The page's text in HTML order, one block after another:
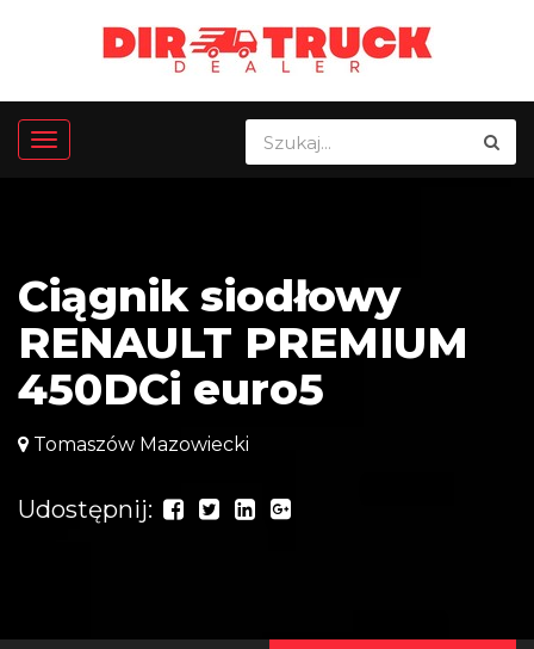
Ciągnik siodłowy
RENAULT PREMIUM
450DCi euro5
Tomaszów Mazowiecki
Udostępnij: